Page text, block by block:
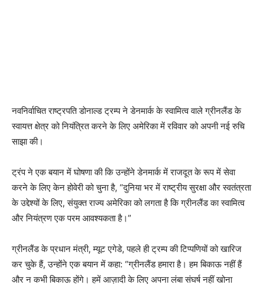
नवनिर्वाचित राष्ट्रपति डोनाल्ड ट्रम्प ने डेनमार्क के स्वामित्व वाले ग्रीनलैंड के
स्वायत्त क्षेत्र को नियंत्रित करने के लिए अमेरिका में रविवार को अपनी नई रुचि
साझा की।
ट्रंप ने एक बयान में घोषणा की कि उन्होंने डेनमार्क में राजदूत के रूप में सेवा
करने के लिए केन होवेरी को चुना है, “दुनिया भर में राष्ट्रीय सुरक्षा और स्वतंत्रता
के उद्देश्यों के लिए, संयुक्त राज्य अमेरिका को लगता है कि ग्रीनलैंड का स्वामित्व
और नियंत्रण एक परम आवश्यकता है।”
ग्रीनलैंड के प्रधान मंत्री, म्यूट एगेडे, पहले ही ट्रम्प की टिप्पणियों को खारिज
कर चुके हैं, उन्होंने एक बयान में कहा: “ग्रीनलैंड हमारा है। हम बिकाऊ नहीं हैं
और न कभी बिकाऊ होंगे। हमें आज़ादी के लिए अपना लंबा संघर्ष नहीं खोना